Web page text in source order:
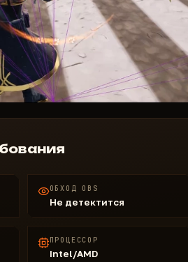
ОБХОД OBS
Не детектится
ПРОЦЕССОР
Intel/AMD